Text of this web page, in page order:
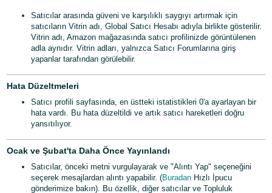
Satıcılar arasında güveni ve karşılıklı saygıyı artırmak için
satıcıların Vitrin adı, Global Satıcı Hesabı adıyla birlikte gösterilir.
Vitrin adı, Amazon mağazasında satıcı profilinizde görüntülenen
adla aynıdır. Vitrin adları, yalnızca Satıcı Forumlarına giriş
yapanlar tarafından görülebilir.
Hata Düzeltmeleri
Satıcı profili sayfasında, en üstteki istatistikleri 0'a ayarlayan bir
hata vardı. Bu hata düzeltildi ve artık satıcı hareketleri doğru
yansıtılıyor.
Ocak ve Şubat'ta Daha Önce Yayınlandı
Satıcılar, önceki metni vurgulayarak ve "Alıntı Yap" seçeneğini
seçerek mesajlardan alıntı yapabilir. (Buradan Hızlı İpucu
gönderimize bakın). Bu özellik, diğer satıcılar ve Topluluk